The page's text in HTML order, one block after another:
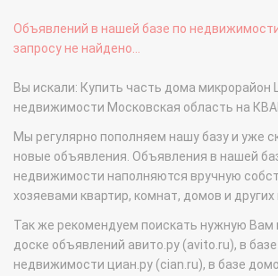
Объявлений в нашей базе по
запросу не найдено...
Вы искали: Купить часть дома
недвижимости Московская область на
Мы регулярно пополняем нашу базу и уже
новые объявления. Объявления в нашей
недвижимости наполняются вручную
хозяевами квартир, комнат, домов и
Так же рекомендуем поискать нужную
доске объявлений авито.ру (avito.ru), в
недвижимости циан.ру (cian.ru), в базе